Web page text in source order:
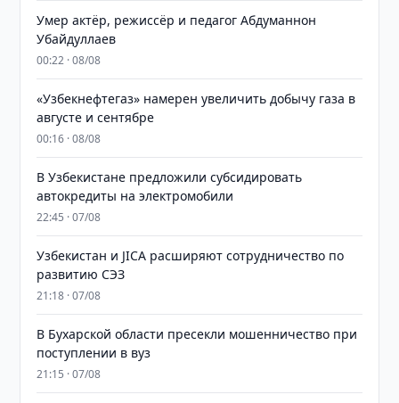
Умер актёр, режиссёр и педагог Абдуманнон
Убайдуллаев
00:22 · 08/08
«Узбекнефтегаз» намерен увеличить добычу газа в
августе и сентябре
00:16 · 08/08
В Узбекистане предложили субсидировать
автокредиты на электромобили
22:45 · 07/08
Узбекистан и JICA расширяют сотрудничество по
развитию СЭЗ
21:18 · 07/08
В Бухарской области пресекли мошенничество при
поступлении в вуз
21:15 · 07/08